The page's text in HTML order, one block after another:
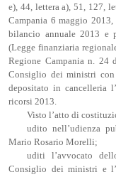
e), 44, lettera a), 51, 127,
Campania 6 maggio
bilancio annuale 2013 e
(Legge finanziaria
Regione Campania n. 24
Consiglio dei ministri
depositato in cancelleria
ricorsi 2013.
Visto l’atto di
udito nell’udienza
Mario Rosario Morelli;
uditi l’avvocato
Consiglio dei ministri e